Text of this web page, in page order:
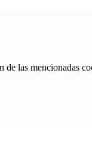
las mencionadas